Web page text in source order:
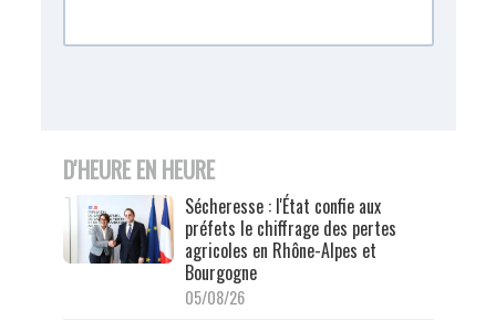
D'HEURE EN HEURE
Sécheresse : l'État confie aux
préfets le chiffrage des pertes
agricoles en Rhône-Alpes et
Bourgogne
05/08/26